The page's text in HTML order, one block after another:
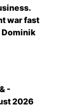
war fast
Dominik
-
2026